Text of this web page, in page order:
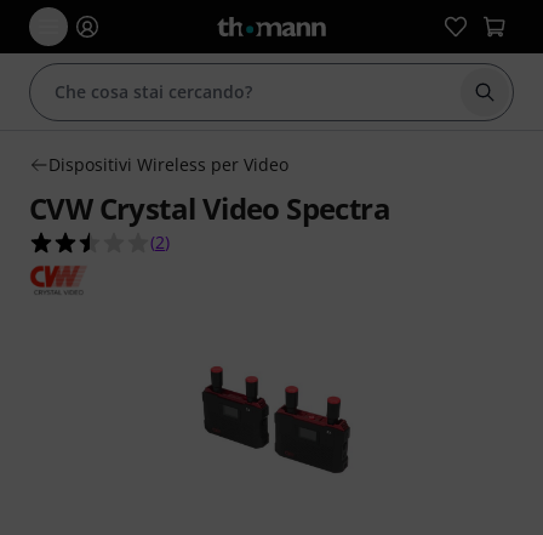
Dispositivi Wireless per Video
CVW Crystal Video Spectra
2.5 su 5 stelle su 2 valutazioni dei clienti
(2)